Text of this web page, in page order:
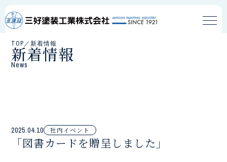
TOP／新着情報
新着情報
News
2025.04.10 社内イベント
「図書カードを贈呈しました」